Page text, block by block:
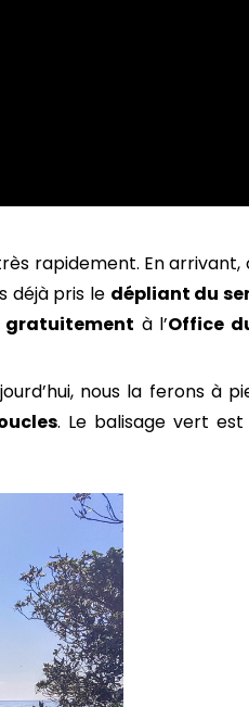
rapidement. En arrivant,
déjà pris le dépliant du
gratuitement à l’Office
nous la ferons à
. Le balisage vert